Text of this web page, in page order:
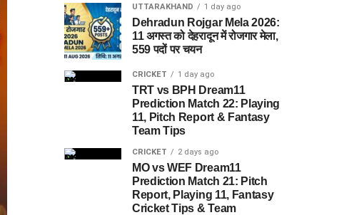
UTTARAKHAND 1 day ago
Dehradun Rojgar Mela 2026:
11 अगस्त को देहरादून में रोजगार मेला,
559 पदों पर चयन
CRICKET 1 day ago
TRT vs BPH Dream11
Prediction Match 22: Playing
11, Pitch Report & Fantasy
Team Tips
CRICKET 2 days ago
MO vs WEF Dream11
Prediction Match 21: Pitch
Report, Playing 11, Fantasy
Cricket Tips & Team